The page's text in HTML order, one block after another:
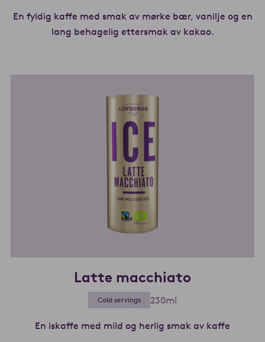
En fyldig kaffe med smak av mørke bær, vanilje og en
lang behagelig ettersmak av kakao.
Latte macchiato
Cold servings 230ml
En iskaffe med mild og herlig smak av kaffe